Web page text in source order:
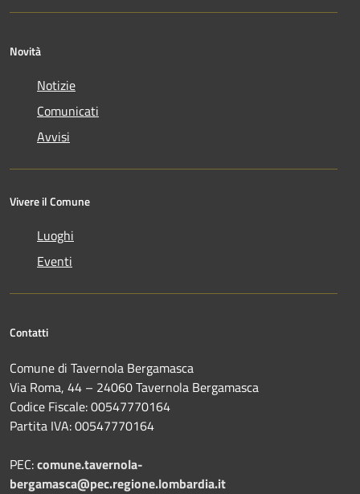
Novità
Notizie
Comunicati
Avvisi
Vivere il Comune
Luoghi
Eventi
Contatti
Comune di Tavernola Bergamasca
Via Roma, 44 – 24060 Tavernola Bergamasca
Codice Fiscale: 00547770164
Partita IVA: 00547770164
PEC:comune.tavernola-
bergamasca@pec.regione.lombardia.it